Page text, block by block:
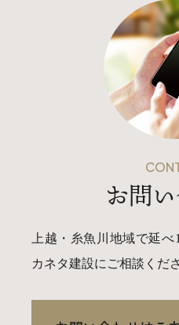
お問
上越・糸魚川地域で延
カネタ建設にご相談くだ